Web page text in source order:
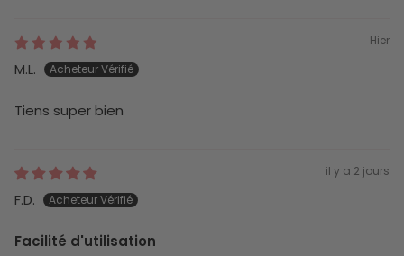
Hier
M.L.
Tiens super bien
il y a 2 jours
F.D.
Facilité d'utilisation